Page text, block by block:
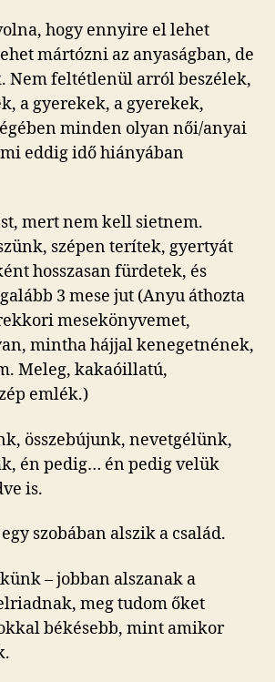
hogy ennyire el lehet
mártózni az anyaságban, de
Nem feltétlenül arról beszélek,
a gyerekek, a gyerekek,
minden olyan női/anyai
eddig idő hiányában
mert nem kell sietnem.
szépen terítek, gyertyát
hosszasan fürdetek, és
3 mese jut (Anyu áthozta
mesekönyvemet,
mintha hájjal kenegetnének,
Meleg, kakaóillatú,
emlék.)
összebújunk, nevetgélünk,
én pedig… én pedig velük
is.
szobában alszik a család.
– jobban alszanak a
meg tudom őket
békésebb, mint amikor